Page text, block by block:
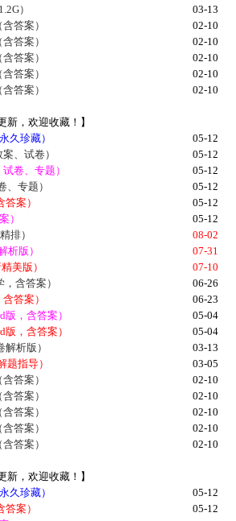
）
03-13
答案）
02-10
答案）
02-10
答案）
02-10
答案）
02-10
答案）
02-10
，欢迎收藏！】
久珍藏）
05-12
、试卷）
05-12
卷、专题）
05-12
专题）
05-12
案）
05-12
）
05-12
排）
08-02
析版）
07-31
美版）
07-10
含答案）
06-26
答案）
06-23
，含答案）
05-04
，含答案）
05-04
析版）
03-13
指导）
03-05
答案）
02-10
答案）
02-10
答案）
02-10
答案）
02-10
答案）
02-10
，欢迎收藏！】
久珍藏）
05-12
案）
05-12